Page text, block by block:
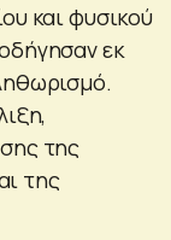
και φυσικού
εκ
της
της